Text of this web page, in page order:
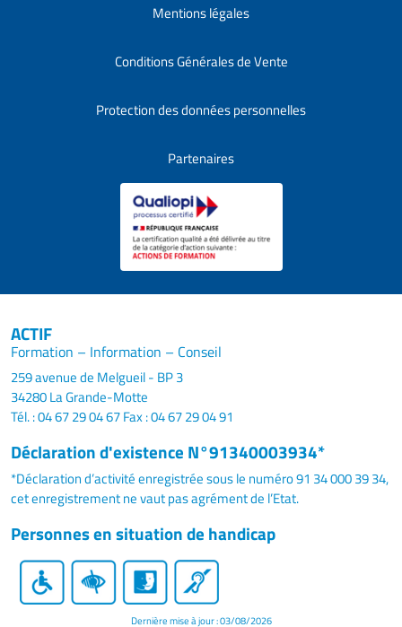
Mentions légales
Conditions Générales de Vente
Protection des données personnelles
Partenaires
ACTIF
Formation – Information – Conseil
259 avenue de Melgueil - BP 3
34280 La Grande-Motte
Tél. : 04 67 29 04 67Fax : 04 67 29 04 91
Déclaration d'existence N°91340003934*
*Déclaration d’activité enregistrée sous le numéro 91 34 000 39 34,
cet enregistrement ne vaut pas agrément de l’Etat.
Personnes en situation de handicap
Dernière mise à jour : 03/08/2026